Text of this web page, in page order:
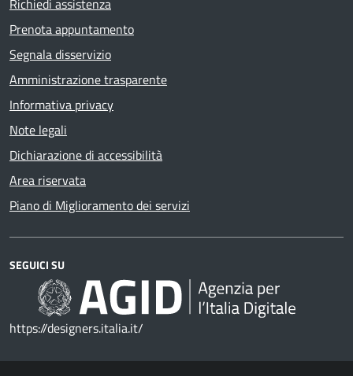
Prenota appuntamento
Segnala disservizio
Amministrazione trasparente
Informativa privacy
Note legali
Dichiarazione di accessibilità
Area riservata
Piano di Miglioramento dei servizi
SEGUICI SU
https://designers.italia.it/